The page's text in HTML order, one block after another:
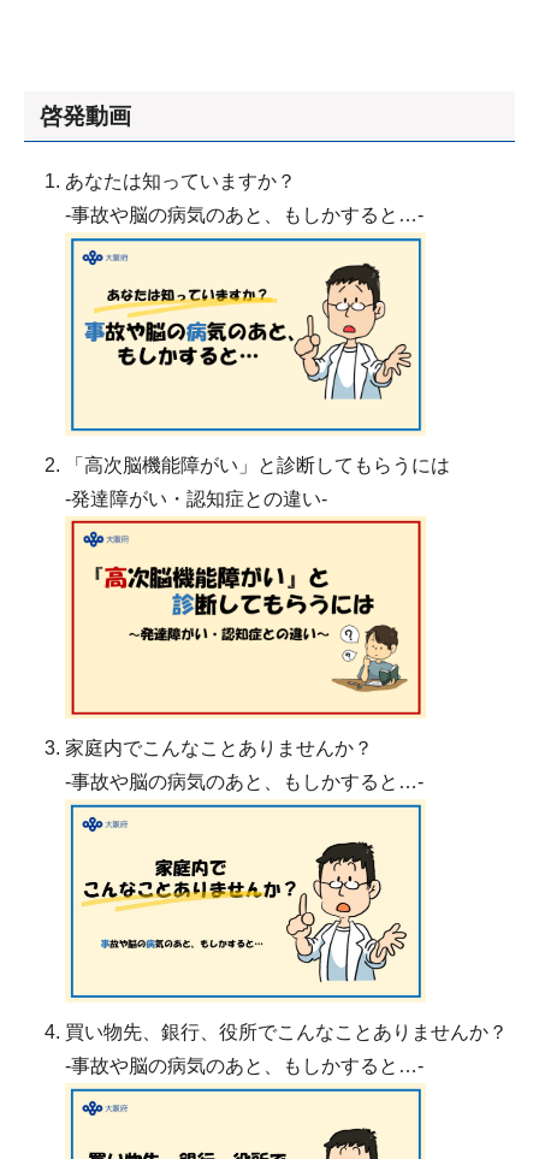
啓発動画
あなたは知っていますか？
-事故や脳の病気のあと、もしかすると…-
「高次脳機能障がい」と診断してもらうには
-発達障がい・認知症との違い-
家庭内でこんなことありませんか？
-事故や脳の病気のあと、もしかすると…-
買い物先、銀行、役所でこんなことありませんか？
-事故や脳の病気のあと、もしかすると…-